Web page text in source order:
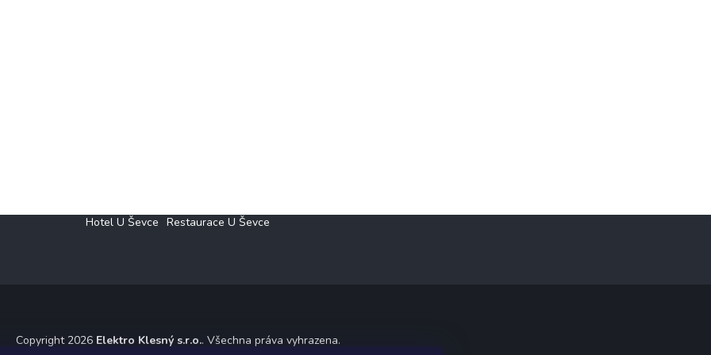
Hotel U Ševce Restaurace U Ševce
Copyright 2026 Elektro Klesný s.r.o.. Všechna práva vyhrazena.